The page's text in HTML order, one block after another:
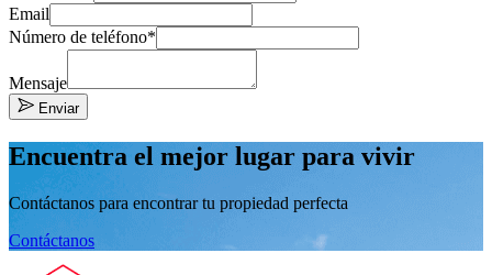
Email
Número de teléfono*
Mensaje
Enviar
Encuentra el mejor lugar para vivir
Contáctanos para encontrar tu propiedad perfecta
Contáctanos